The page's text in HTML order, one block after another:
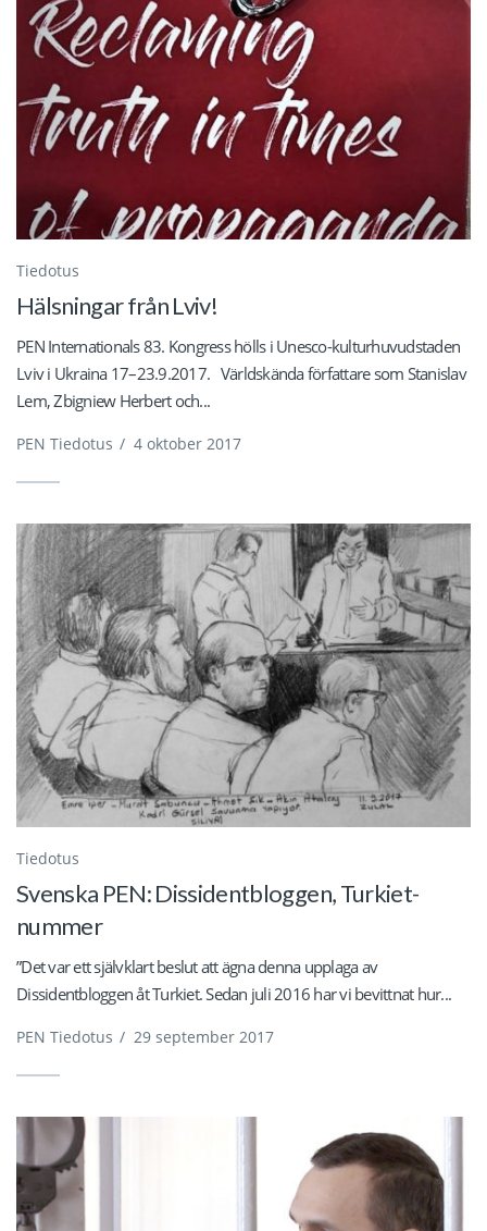
Tiedotus
Hälsningar från Lviv!
PEN Internationals 83. Kongress hölls i Unesco-kulturhuvudstaden
Lviv i Ukraina 17–23.9.2017. Världskända författare som Stanislav
Lem, Zbigniew Herbert och...
PEN Tiedotus / 4 oktober 2017
Tiedotus
Svenska PEN: Dissidentbloggen, Turkiet-
nummer
”Det var ett självklart beslut att ägna denna upplaga av
Dissidentbloggen åt Turkiet. Sedan juli 2016 har vi bevittnat hur...
PEN Tiedotus / 29 september 2017